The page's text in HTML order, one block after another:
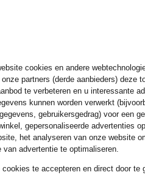
cookies en andere
partners (derde aanbieders) deze
te verbeteren en u interessante
kunnen worden verwerkt
gebruikersgedrag) voor een
gepersonaliseerde advertenties
het analyseren van onze website
van advertentie te optimaliseren.
te accepteren en direct door te